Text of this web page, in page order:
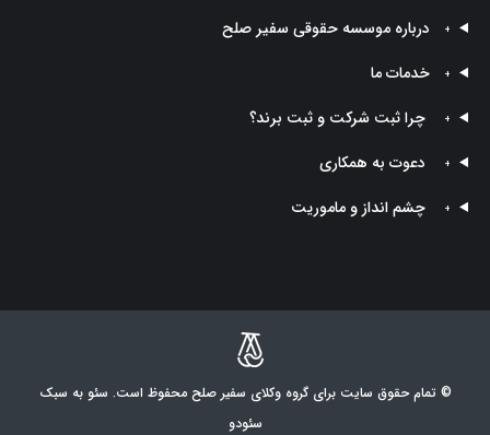
+ درباره موسسه حقوقی سفیر صلح
+ خدمات ما
+ چرا ثبت شرکت و ثبت برند؟
+ دعوت به همکاری
+ چشم انداز و ماموریت
© تمام حقوق سایت برای گروه وکلای سفیر صلح محفوظ است. سئو به سبک
سئودو